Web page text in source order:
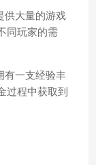
供大量的游戏
同玩家的需
有一支经验丰
过程中获取到